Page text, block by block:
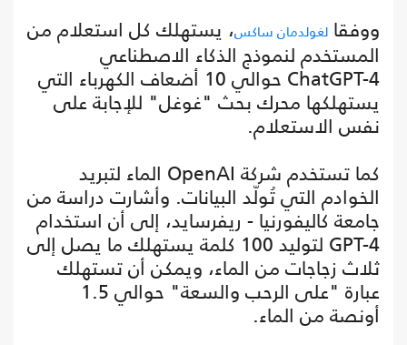
ووفقا لغولدمان ساكس، يستهلك كل استعلام من
المستخدم لنموذج الذكاء الاصطناعي
ChatGPT-4 حوالي 10 أضعاف الكهرباء التي
يستهلكها محرك بحث "غوغل" للإجابة على
نفس الاستعلام.
كما تستخدم شركة OpenAI الماء لتبريد
الخوادم التي تُولّد البيانات. وأشارت دراسة من
جامعة كاليفورنيا - ريفرسايد، إلى أن استخدام
GPT-4 لتوليد 100 كلمة يستهلك ما يصل إلى
ثلاث زجاجات من الماء، ويمكن أن تستهلك
عبارة "على الرحب والسعة" حوالي 1.5
أونصة من الماء.